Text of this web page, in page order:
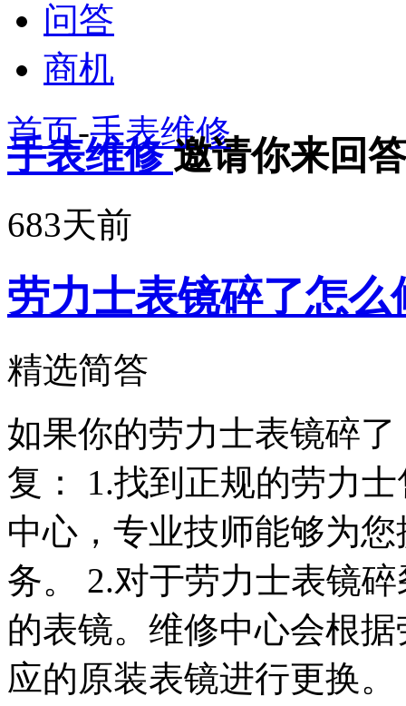
问答
商机
首页-手表维修
手表维修邀请你来回答
683天前
劳力士表镜碎了怎么
精选简答
如果你的劳力士表镜碎
复： 1.找到正规的劳力
中心，专业技师能够为
务。 2.对于劳力士表镜
的表镜。维修中心会根
应的原装表镜进行更换